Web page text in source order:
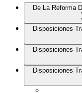
De La Reforma
Disposiciones
Disposiciones
Disposiciones